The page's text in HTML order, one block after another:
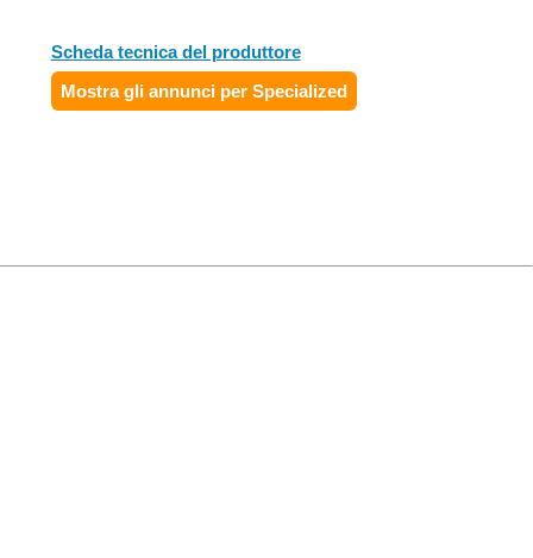
Scheda tecnica del produttore
Mostra gli annunci per Specialized